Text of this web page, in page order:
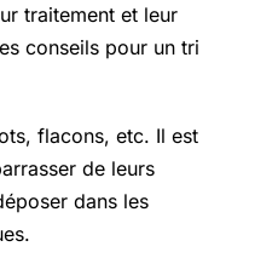
traitement et leur
conseils pour un tri
flacons, etc. Il est
de leurs
dans les